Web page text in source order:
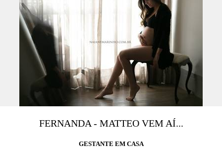
FERNANDA - MATTEO VEM AÍ...
GESTANTE EM CASA